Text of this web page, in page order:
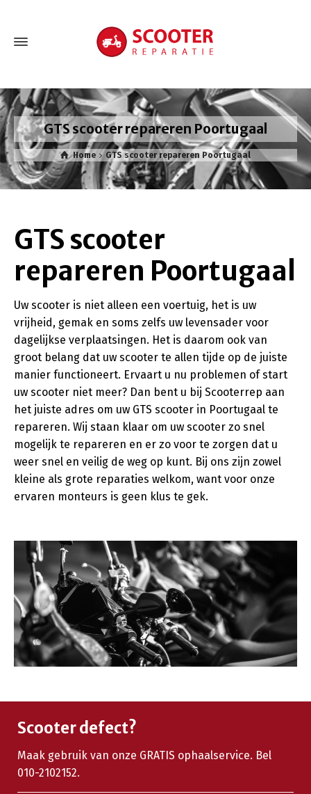
GTS scooter repareren Poortugaal
Home GTS scooter repareren Poortugaal
GTS scooter
repareren Poortugaal
Uw scooter is niet alleen een voertuig, het is uw
vrijheid, gemak en soms zelfs uw levensader voor
dagelijkse verplaatsingen. Het is daarom ook van
groot belang dat uw scooter te allen tijde op de juiste
manier functioneert. Ervaart u nu problemen of start
uw scooter niet meer? Dan bent u bij Scooterrep aan
het juiste adres om uw GTS scooter in Poortugaal te
repareren. Wij staan klaar om uw scooter zo snel
mogelijk te repareren en er zo voor te zorgen dat u
weer snel en veilig de weg op kunt. Bij ons zijn zowel
kleine als grote reparaties welkom, want voor onze
ervaren monteurs is geen klus te gek.
Scooter defect?
Maak gebruik van onze GRATIS ophaalservice. Bel
010-2102152.